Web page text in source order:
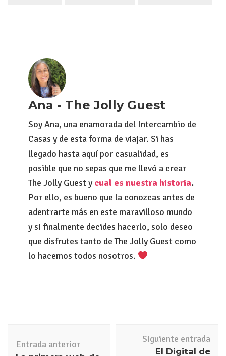
Ana - The Jolly Guest
Soy Ana, una enamorada del Intercambio de
Casas y de esta forma de viajar. Si has
llegado hasta aquí por casualidad, es
posible que no sepas que me llevó a crear
The Jolly Guest y cual es nuestra historia.
Por ello, es bueno que la conozcas antes de
adentrarte más en este maravilloso mundo
y si finalmente decides hacerlo, solo deseo
que disfrutes tanto de The Jolly Guest como
lo hacemos todos nosotros.
Entrada anterior Siguiente entrada
El Digital de